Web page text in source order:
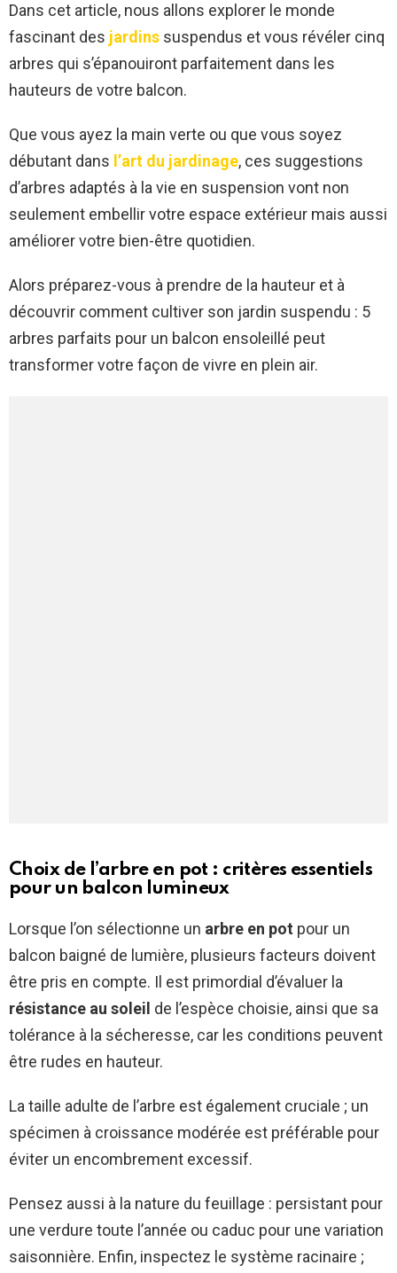
Dans cet article, nous allons explorer le monde
fascinant des jardins suspendus et vous révéler cinq
arbres qui s’épanouiront parfaitement dans les
hauteurs de votre balcon.
Que vous ayez la main verte ou que vous soyez
débutant dans l’art du jardinage, ces suggestions
d’arbres adaptés à la vie en suspension vont non
seulement embellir votre espace extérieur mais aussi
améliorer votre bien-être quotidien.
Alors préparez-vous à prendre de la hauteur et à
découvrir comment cultiver son jardin suspendu : 5
arbres parfaits pour un balcon ensoleillé peut
transformer votre façon de vivre en plein air.
Choix de l’arbre en pot : critères essentiels
pour un balcon lumineux
Lorsque l’on sélectionne un arbre en pot pour un
balcon baigné de lumière, plusieurs facteurs doivent
être pris en compte. Il est primordial d’évaluer la
résistance au soleil de l’espèce choisie, ainsi que sa
tolérance à la sécheresse, car les conditions peuvent
être rudes en hauteur.
La taille adulte de l’arbre est également cruciale ; un
spécimen à croissance modérée est préférable pour
éviter un encombrement excessif.
Pensez aussi à la nature du feuillage : persistant pour
une verdure toute l’année ou caduc pour une variation
saisonnière. Enfin, inspectez le système racinaire ;